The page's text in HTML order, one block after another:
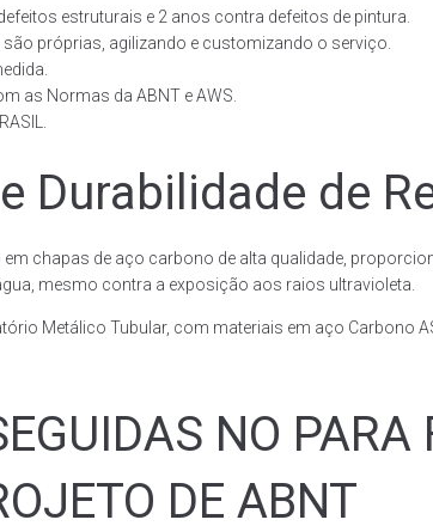
estruturais e 2 anos contra defeitos de pintura.
próprias, agilizando e customizando o serviço.
as Normas da ABNT e AWS.
Durabilidade de
chapas de aço carbono de alta qualidade,
mesmo contra a exposição aos raios ultravioleta.
Metálico Tubular, com materiais em aço Carbono
NO
DE ABNT